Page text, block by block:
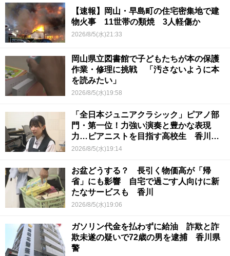
【速報】岡山・早島町の住宅密集地で建
物火事 11世帯の類焼 3人軽傷か
2026/8/5(水)21:33
岡山県立図書館で子どもたちが本の保護
作業・修理に挑戦 「汚さないように本
を読みたい」
2026/8/5(水)19:58
「全日本ジュニアクラシック」ピアノ部
門・第一位！力強い演奏と豊かな表現
力…ピアニストを目指す高校生 香川
【青春のキセキ】
2026/8/5(水)19:14
お盆どうする？ 長引く物価高が「帰
省」にも影響 自宅で過ごす人向けに新
たなサービスも 香川
2026/8/5(水)19:06
ガソリン代金を払わずに給油 詐欺と詐
欺未遂の疑いで72歳の男を逮捕 香川県
警